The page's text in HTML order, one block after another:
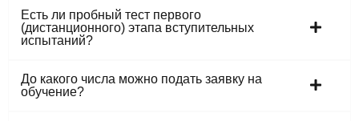
Есть ли пробный тест первого
(дистанционного) этапа вступительных
испытаний?
До какого числа можно подать заявку на
обучение?